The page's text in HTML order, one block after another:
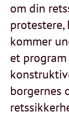
om din
kommer
et
borgernes